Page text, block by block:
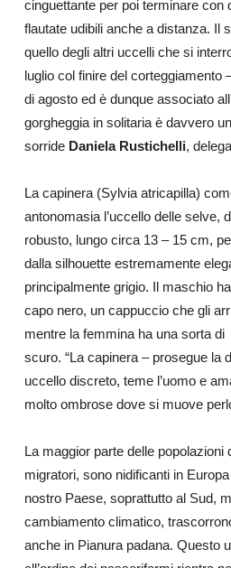
cinguettante per poi terminare con
flautate udibili anche a distanza. Il
quello degli altri uccelli che si
luglio col finire del corteggiamento
di agosto ed è dunque associato
gorgheggia in solitaria è davvero
sorride Daniela Rustichelli,
La capinera (Sylvia atricapilla)
antonomasia l’uccello delle selve,
robusto, lungo circa 13 – 15 cm,
dalla silhouette estremamente
principalmente grigio. Il maschio
capo nero, un cappuccio che gli
mentre la femmina ha una sorta di
scuro. “La capinera – prosegue la
uccello discreto, teme l’uomo e
molto ombrose dove si muove
La maggior parte delle popolazioni
migratori, sono nidificanti in
nostro Paese, soprattutto al Sud,
cambiamento climatico,
anche in Pianura padana. Questo